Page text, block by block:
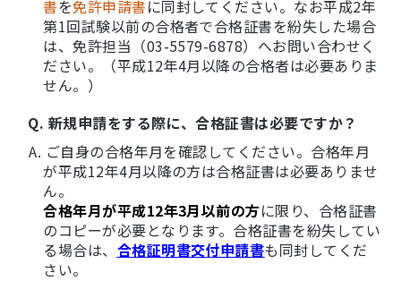
書を免許申請書に同封してください。なお平成2年
第1回試験以前の合格者で合格証書を紛失した場合
は、免許担当（03-5579-6878）へお問い合わせく
ださい。（平成12年4月以降の合格者は必要ありま
せん。）
Q. 新規申請をする際に、合格証書は必要ですか？
A. ご自身の合格年月を確認してください。合格年月
が平成12年4月以降の方は合格証書は必要ありませ
ん。
合格年月が平成12年3月以前の方に限り、合格証書
のコピーが必要となります。合格証書を紛失してい
る場合は、 合格証明書交付申請書も同封してくだ
さい。